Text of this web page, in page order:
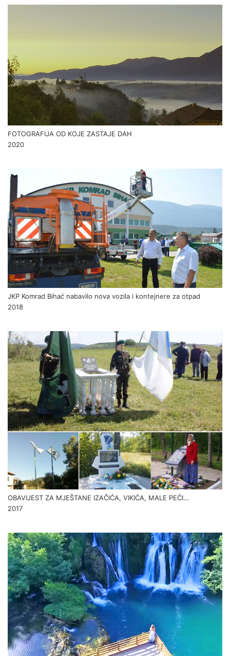
FOTOGRAFIJA OD KOJE ZASTAJE DAH
2020
JKP Komrad Bihać nabavilo nova vozila i kontejnere za otpad
2018
OBAVIJEST ZA MJEŠTANE IZAČIĆA, VIKIĆA, MALE PEĆI…
2017